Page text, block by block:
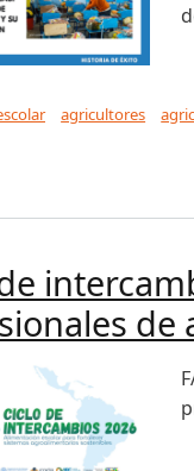
agricultores
de